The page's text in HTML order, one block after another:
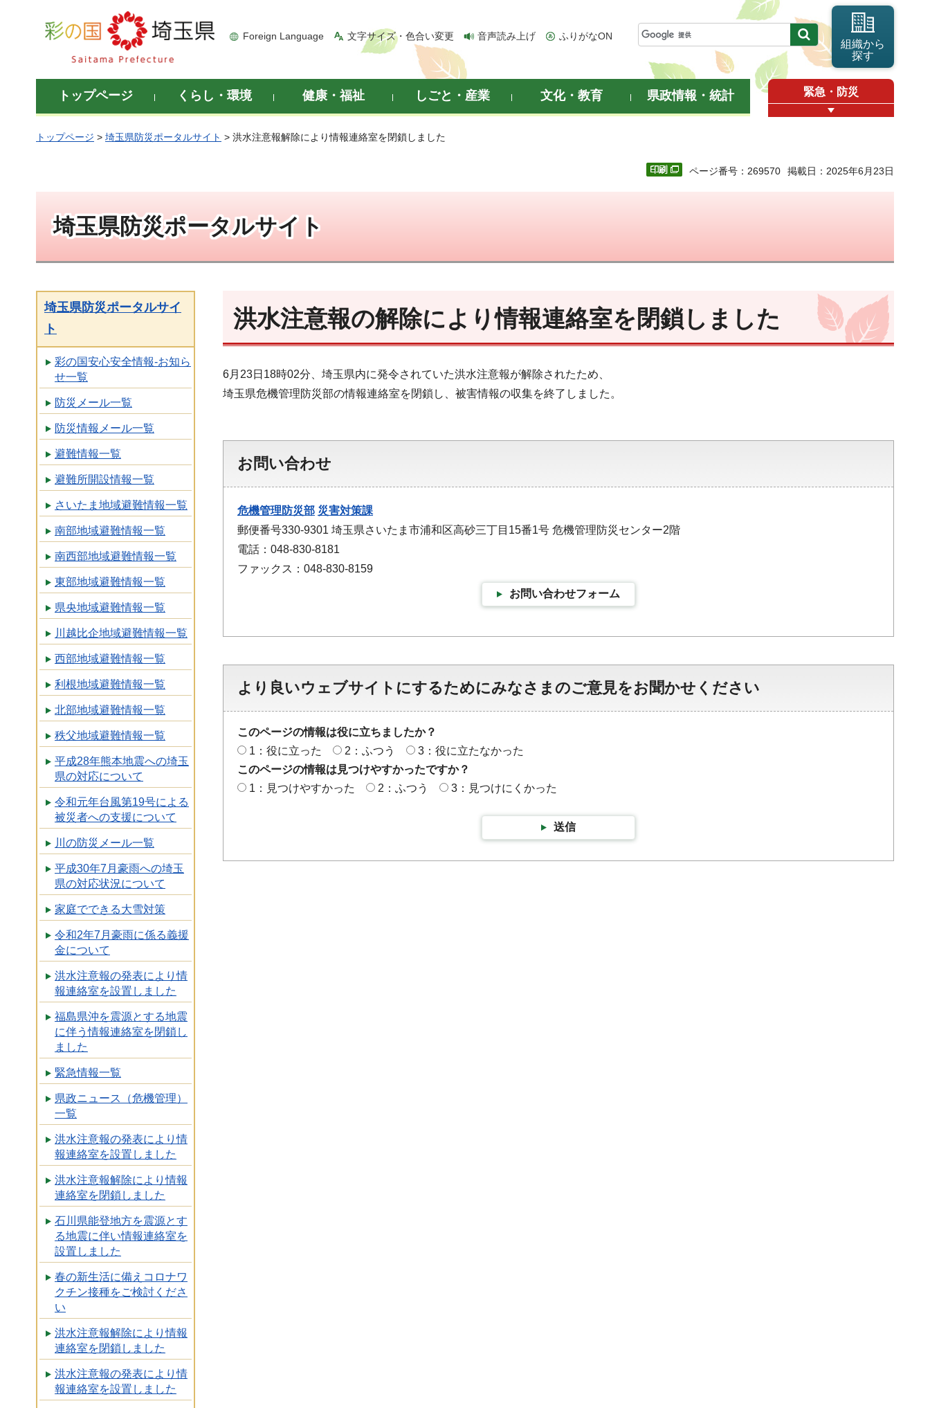
彩の国 埼玉県
Foreign Language 文字サイズ・色合い変更 音声読み上げ ふりがなON
組織から
探す
トップページ くらし・環境 健康・福祉 しごと・産業 文化・教育 県政情報・統計 緊急・防災
トップページ > 埼玉県防災ポータルサイト > 洪水注意報解除により情報連絡室を閉鎖しました
ページ番号：269570 掲載日：2025年6月23日
埼玉県防災ポータルサイト
埼玉県防災ポータルサイ
ト
彩の国安心安全情報-お知ら
せ一覧
防災メール一覧
防災情報メール一覧
避難情報一覧
避難所開設情報一覧
さいたま地域避難情報一覧
南部地域避難情報一覧
南西部地域避難情報一覧
東部地域避難情報一覧
県央地域避難情報一覧
川越比企地域避難情報一覧
西部地域避難情報一覧
利根地域避難情報一覧
北部地域避難情報一覧
秩父地域避難情報一覧
平成28年熊本地震への埼玉
県の対応について
令和元年台風第19号による
被災者への支援について
川の防災メール一覧
平成30年7月豪雨への埼玉
県の対応状況について
家庭でできる大雪対策
令和2年7月豪雨に係る義援
金について
洪水注意報の発表により情
報連絡室を設置しました
福島県沖を震源とする地震
に伴う情報連絡室を閉鎖し
ました
緊急情報一覧
県政ニュース（危機管理）
一覧
洪水注意報の発表により情
報連絡室を設置しました
洪水注意報解除により情報
連絡室を閉鎖しました
石川県能登地方を震源とす
る地震に伴い情報連絡室を
設置しました
春の新生活に備えコロナワ
クチン接種をご検討くださ
い
洪水注意報解除により情報
連絡室を閉鎖しました
洪水注意報の発表により情
報連絡室を設置しました
洪水注意報の解除により情報連絡室を閉鎖しました
6月23日18時02分、埼玉県内に発令されていた洪水注意報が解除されたため、
埼玉県危機管理防災部の情報連絡室を閉鎖し、被害情報の収集を終了しました。
お問い合わせ
危機管理防災部 災害対策課
郵便番号330-9301 埼玉県さいたま市浦和区高砂三丁目15番1号 危機管理防災センター2階
電話：048-830-8181
ファックス：048-830-8159
お問い合わせフォーム
より良いウェブサイトにするためにみなさまのご意見をお聞かせください
このページの情報は役に立ちましたか？
1：役に立った
2：ふつう
3：役に立たなかった
このページの情報は見つけやすかったですか？
1：見つけやすかった
2：ふつう 3：見つけにくかった
送信